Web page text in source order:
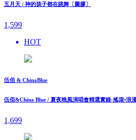
五月天 / 神的孩子都在跳舞〔圖膠〕
1,599
HOT
伍佰 & ChinaBlue
伍佰&China Blue / 夏夜晚風演唱會精選實錄-搖滾•浪
1,699